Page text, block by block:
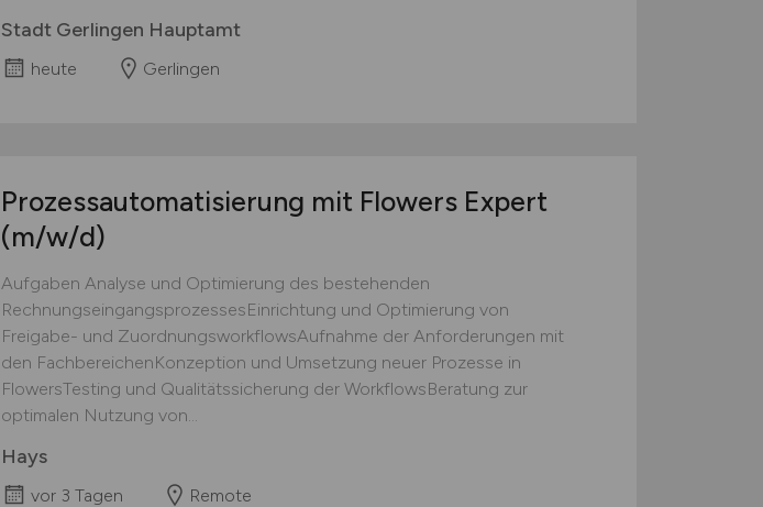
Stadt Gerlingen Hauptamt
heute Gerlingen
Prozess­automatisierung mit Flowers Expert
(m/w/d)
Aufgaben Analyse und Optimierung des bestehenden
RechnungseingangsprozessesEinrichtung und Optimierung von
Freigabe- und ZuordnungsworkflowsAufnahme der Anforderungen mit
den FachbereichenKonzeption und Umsetzung neuer Prozesse in
FlowersTesting und Qualitätssicherung der WorkflowsBeratung zur
optimalen Nutzung von...
Hays
vor 3 Tagen Remote